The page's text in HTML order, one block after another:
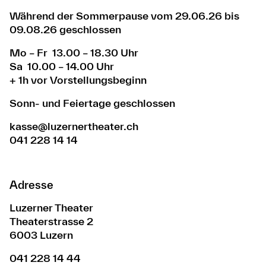
Während der Sommerpause vom 29.06.26 bis
09.08.26 geschlossen
Mo – Fr 13.00 – 18.30 Uhr
Sa 10.00 – 14.00 Uhr
+ 1h vor Vorstellungsbeginn
Sonn- und Feiertage geschlossen
kasse@luzernertheater.ch
041 228 14 14
Adresse
Luzerner Theater
Theaterstrasse 2
6003 Luzern
041 228 14 44